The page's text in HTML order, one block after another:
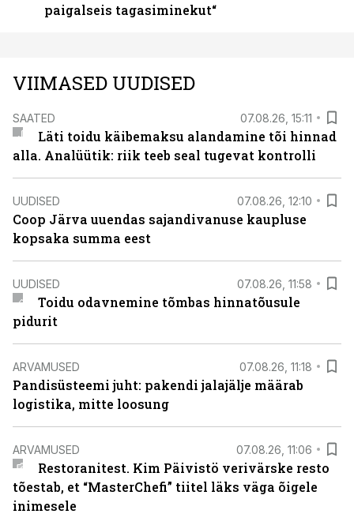
paigalseis tagasiminekut“
VIIMASED UUDISED
SAATED 07.08.26, 15:11
Läti toidu käibemaksu alandamine tõi hinnad
alla. Analüütik: riik teeb seal tugevat kontrolli
UUDISED 07.08.26, 12:10
Coop Järva uuendas sajandivanuse kaupluse
kopsaka summa eest
UUDISED 07.08.26, 11:58
Toidu odavnemine tõmbas hinnatõusule
pidurit
ARVAMUSED 07.08.26, 11:18
Pandisüsteemi juht: pakendi jalajälje määrab
logistika, mitte loosung
ARVAMUSED 07.08.26, 11:06
Restoranitest. Kim Päivistö verivärske resto
tõestab, et “MasterChefi” tiitel läks väga õigele
inimesele